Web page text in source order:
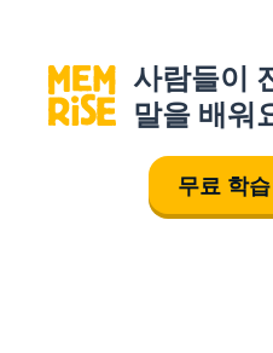
사람들이
말을 배워
무료 학